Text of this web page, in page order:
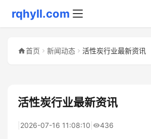
rqhyll.com
首页 新闻动态 活性炭行业最新资讯
活性炭行业最新资讯
2026-07-16 11:08:10 436